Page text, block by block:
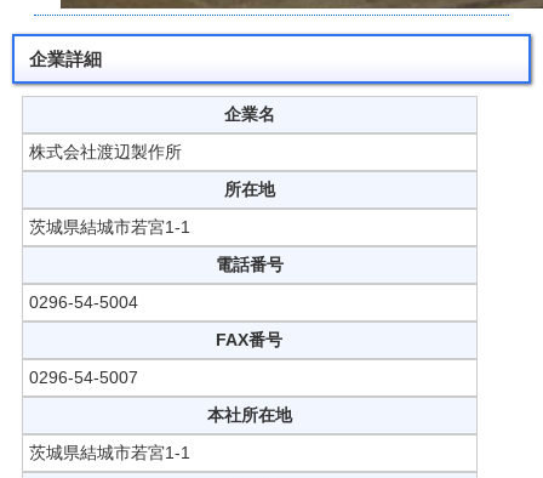
企業詳細
企業名
株式会社渡辺製作所
所在地
茨城県結城市若宮1-1
電話番号
0296-54-5004
FAX番号
0296-54-5007
本社所在地
茨城県結城市若宮1-1